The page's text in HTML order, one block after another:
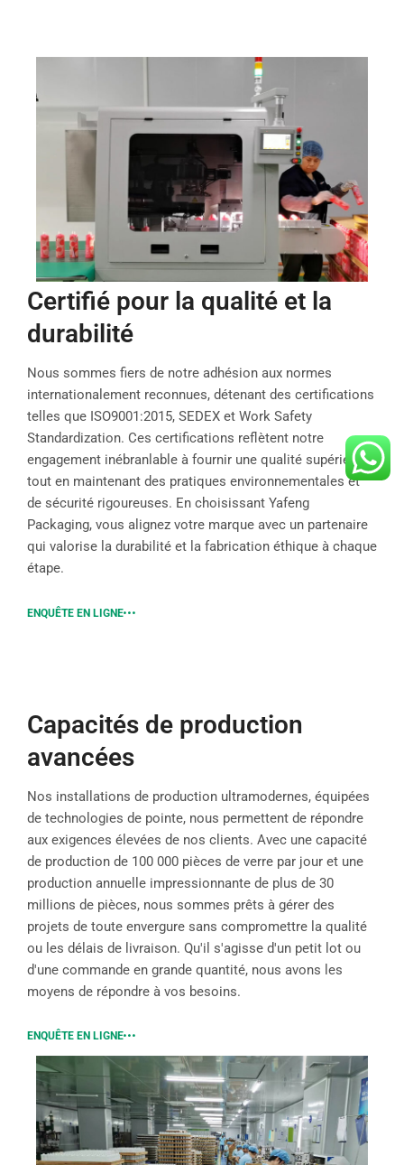
Certifié pour la qualité et la
durabilité
Nous sommes fiers de notre adhésion aux normes
internationalement reconnues, détenant des certifications
telles que ISO9001:2015, SEDEX et Work Safety
Standardization. Ces certifications reflètent notre
engagement inébranlable à fournir une qualité supérieure
tout en maintenant des pratiques environnementales et
de sécurité rigoureuses. En choisissant Yafeng
Packaging, vous alignez votre marque avec un partenaire
qui valorise la durabilité et la fabrication éthique à chaque
étape.
ENQUÊTE EN LIGNE
Capacités de production
avancées
Nos installations de production ultramodernes, équipées
de technologies de pointe, nous permettent de répondre
aux exigences élevées de nos clients. Avec une capacité
de production de 100 000 pièces de verre par jour et une
production annuelle impressionnante de plus de 30
millions de pièces, nous sommes prêts à gérer des
projets de toute envergure sans compromettre la qualité
ou les délais de livraison. Qu'il s'agisse d'un petit lot ou
d'une commande en grande quantité, nous avons les
moyens de répondre à vos besoins.
ENQUÊTE EN LIGNE